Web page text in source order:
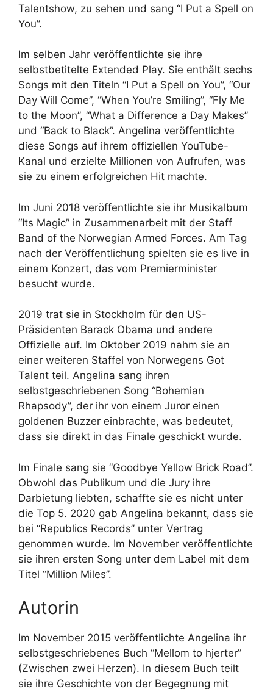
Talentshow, zu sehen und sang “I Put a Spell on
You”.
Im selben Jahr veröffentlichte sie ihre
selbstbetitelte Extended Play. Sie enthält sechs
Songs mit den Titeln “I Put a Spell on You”, “Our
Day Will Come”, “When You’re Smiling”, “Fly Me
to the Moon”, “What a Difference a Day Makes”
und “Back to Black”. Angelina veröffentlichte
diese Songs auf ihrem offiziellen YouTube-
Kanal und erzielte Millionen von Aufrufen, was
sie zu einem erfolgreichen Hit machte.
Im Juni 2018 veröffentlichte sie ihr Musikalbum
“Its Magic” in Zusammenarbeit mit der Staff
Band of the Norwegian Armed Forces. Am Tag
nach der Veröffentlichung spielten sie es live in
einem Konzert, das vom Premierminister
besucht wurde.
2019 trat sie in Stockholm für den US-
Präsidenten Barack Obama und andere
Offizielle auf. Im Oktober 2019 nahm sie an
einer weiteren Staffel von Norwegens Got
Talent teil. Angelina sang ihren
selbstgeschriebenen Song “Bohemian
Rhapsody”, der ihr von einem Juror einen
goldenen Buzzer einbrachte, was bedeutet,
dass sie direkt in das Finale geschickt wurde.
Im Finale sang sie “Goodbye Yellow Brick Road”.
Obwohl das Publikum und die Jury ihre
Darbietung liebten, schaffte sie es nicht unter
die Top 5. 2020 gab Angelina bekannt, dass sie
bei “Republics Records” unter Vertrag
genommen wurde. Im November veröffentlichte
sie ihren ersten Song unter dem Label mit dem
Titel “Million Miles”.
Autorin
Im November 2015 veröffentlichte Angelina ihr
selbstgeschriebenes Buch “Mellom to hjerter”
(Zwischen zwei Herzen). In diesem Buch teilt
sie ihre Geschichte von der Begegnung mit